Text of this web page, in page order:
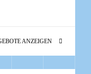
ANZEIGEN